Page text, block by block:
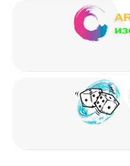
Email*